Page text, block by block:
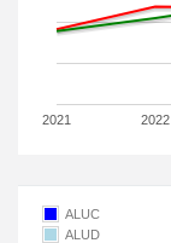
2021 2022
ALUC
ALUD